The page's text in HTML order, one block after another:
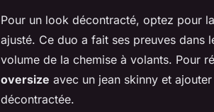
Pour un look décontracté, optez pour
ajusté. Ce duo a fait ses preuves dans
volume de la chemise à volants. Pour
oversize avec un jean skinny et
décontractée.